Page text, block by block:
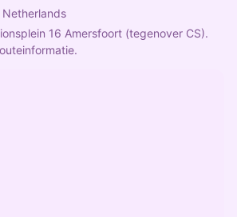
16 Amersfoort (tegenover CS).